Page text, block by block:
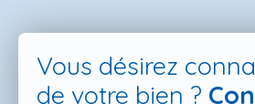
Vous désirez
de votre bien ?